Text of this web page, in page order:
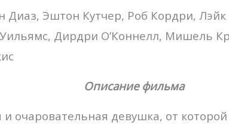
Диаз, Эштон Кутчер, Роб Кордри,
Дирдри О’Коннелл, Мишель
Описание фильма
очаровательная девушка, от которой